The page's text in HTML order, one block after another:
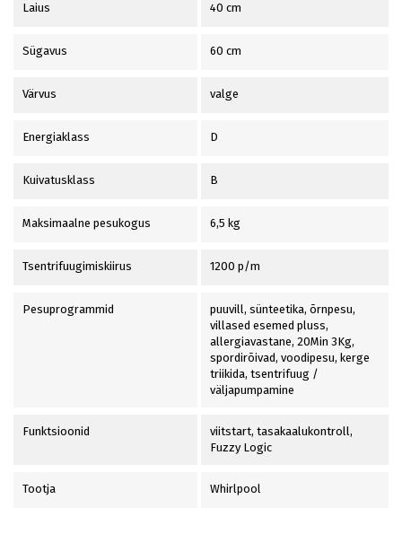
Laius 40 cm
Sügavus 60 cm
Värvus valge
Energiaklass D
Kuivatusklass B
Maksimaalne pesukogus 6,5 kg
Tsentrifuugimiskiirus 1200 p/m
Pesuprogrammid
puuvill, sünteetika, õrnpesu,
villased esemed pluss,
allergiavastane, 20Min 3Kg,
spordirõivad, voodipesu, kerge
triikida, tsentrifuug /
väljapumpamine
Funktsioonid
viitstart, tasakaalukontroll,
Fuzzy Logic
Tootja Whirlpool